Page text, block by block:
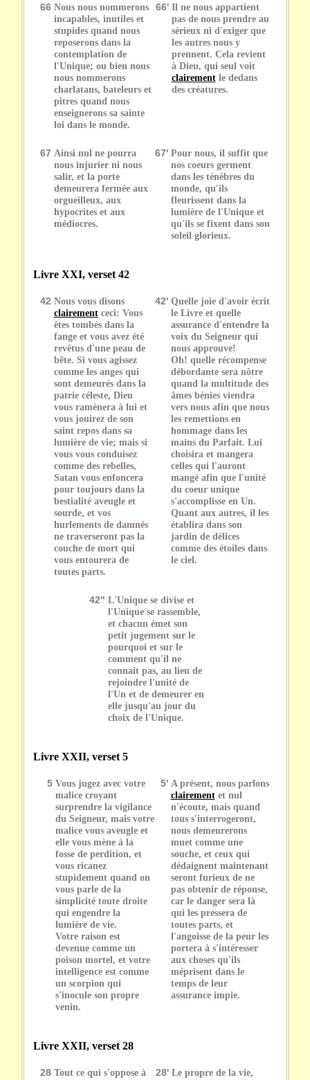
66 Nous nous nommerons
incapables, inutiles et
stupides quand nous
reposerons dans la
contemplation de
l'Unique; ou bien nous
nous nommerons
charlatans, bateleurs et
pitres quand nous
enseignerons sa sainte
loi dans le monde.
66' Il ne nous appartient
pas de nous prendre au
sérieux ni d'exiger que
les autres nous y
prennent. Cela revient
à Dieu, qui seul voit
clairementle dedans
des créatures.
67 Ainsi nul ne pourra
nous injurier ni nous
salir, et la porte
demeurera fermée aux
orgueilleux, aux
hypocrites et aux
médiocres.
67' Pour nous, il suffit que
nos coeurs germent
dans les ténèbres du
monde, qu'ils
fleurissent dans la
lumière de l'Unique et
qu'ils se fixent dans son
soleil glorieux.
Livre XXI, verset 42
42 Nous vous disons
clairementceci: Vous
êtes tombés dans la
fange et vous avez été
revêtus d'une peau de
bête. Si vous agissez
comme les anges qui
sont demeurés dans la
patrie céleste, Dieu
vous ramènera à lui et
vous jouirez de son
saint repos dans sa
lumière de vie; mais si
vous vous conduisez
comme des rebelles,
Satan vous enfoncera
pour toujours dans la
bestialité aveugle et
sourde, et vos
hurlements de damnés
ne traverseront pas la
couche de mort qui
vous entourera de
toutes parts.
42' Quelle joie d'avoir écrit
le Livre et quelle
assurance d'entendre la
voix du Seigneur qui
nous approuve!
Oh! quelle récompense
débordante sera nôtre
quand la multitude des
âmes bénies viendra
vers nous afin que nous
les remettions en
hommage dans les
mains du Parfait. Lui
choisira et mangera
celles qui l'auront
mangé afin que l'unité
du coeur unique
s'accomplisse en Un.
Quant aux autres, il les
établira dans son
jardin de délices
comme des étoiles dans
le ciel.
42" L'Unique se divise et
l'Unique se rassemble,
et chacun émet son
petit jugement sur le
pourquoi et sur le
comment qu'il ne
connaît pas, au lieu de
rejoindre l'unité de
l'Un et de demeurer en
elle jusqu'au jour du
choix de l'Unique.
Livre XXII, verset 5
5 Vous jugez avec votre
malice croyant
surprendre la vigilance
du Seigneur, mais votre
malice vous aveugle et
elle vous mène à la
fosse de perdition, et
vous ricanez
stupidement quand on
vous parle de la
simplicité toute droite
qui engendre la
lumière de vie.
Votre raison est
devenue comme un
poison mortel, et votre
intelligence est comme
un scorpion qui
s'inocule son propre
venin.
5' A présent, nous parlons
clairementet nul
n'écoute, mais quand
tous s'interrogeront,
nous demeurerons
muet comme une
souche, et ceux qui
dédaignent maintenant
seront furieux de ne
pas obtenir de réponse,
car le danger sera là
qui les pressera de
toutes parts, et
l'angoisse de la peur les
portera à s'intéresser
aux choses qu'ils
méprisent dans le
temps de leur
assurance impie.
Livre XXII, verset 28
28 Tout ce qui s'oppose à
28' Le propre de la vie,